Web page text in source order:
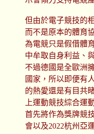
但由於電子競技的
而不是原本的體育
為電競只是假借體
中牟取自身利益、
不過德國是全歐洲
國家，所以即便有
的熱愛還是有目共
上運動競技綜合運
首先將作為獎牌競
會以及2022杭州亞